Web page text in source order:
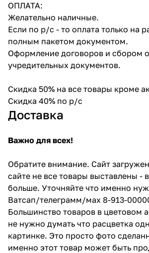
ОПЛАТА:
Желательно наличные.
Если по р/с - то оплата только на
полным пакетом документом.
Оформление договоров и сбором
учредительных документов.
Скидка 50% на все товары кроме
Скидка 40% по р/с
Доставка
Важно для всех!
Обратите внимание. Сайт
сайте не все товары выставлены -
больше. Уточняйте что именно
Ватсап/телеграмм/мах 8-913-
Большинство товаров в цветовом
не нужно думать что расцветка
картинке. Это просто фото
именно этот товар может быть